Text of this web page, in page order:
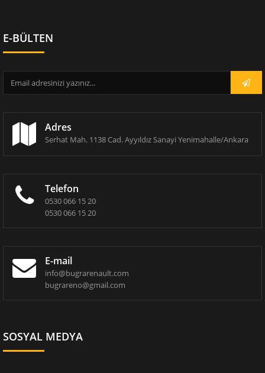
E-BÜLTEN
Adres
Serhat Mah. 1138 Cad. Ayyıldız Sanayi Yenimahalle/Ankara
Telefon
0530 066 15 20
0530 066 15 20
E-mail
info@bugrarenault.com
bugrareno@gmail.com
SOSYAL MEDYA